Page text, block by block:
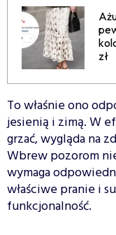
zł
To właśnie ono
jesienią i zimą. W
grzać, wygląda na
Wbrew pozorom
wymaga
właściwe pranie i
funkcjonalność.